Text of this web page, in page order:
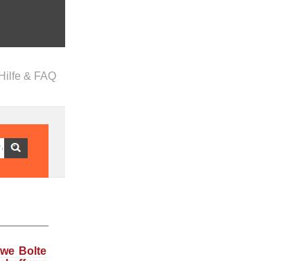
Hilfe & FAQ
Bolte